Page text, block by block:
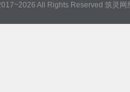
All Rights Reserved 筑灵网